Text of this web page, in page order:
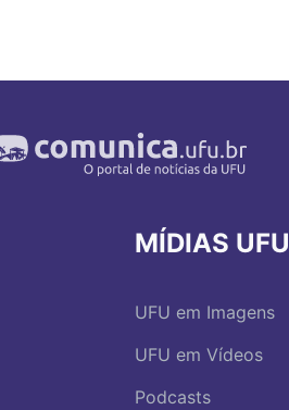
MÍDIAS UFU
UFU em Imagens
UFU em Vídeos
Podcasts